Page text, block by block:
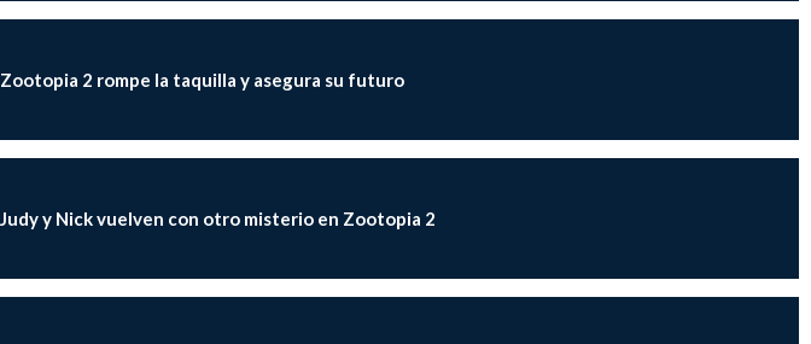
Zootopia 2 rompe la taquilla y asegura su futuro
Judy y Nick vuelven con otro misterio en Zootopia 2